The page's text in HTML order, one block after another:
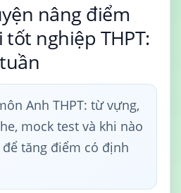
nâng điểm
nghiệp THPT:
Anh THPT: từ vựng,
mock test và khi nào
tăng điểm có định